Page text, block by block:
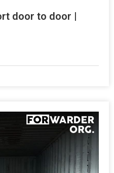
door to door |